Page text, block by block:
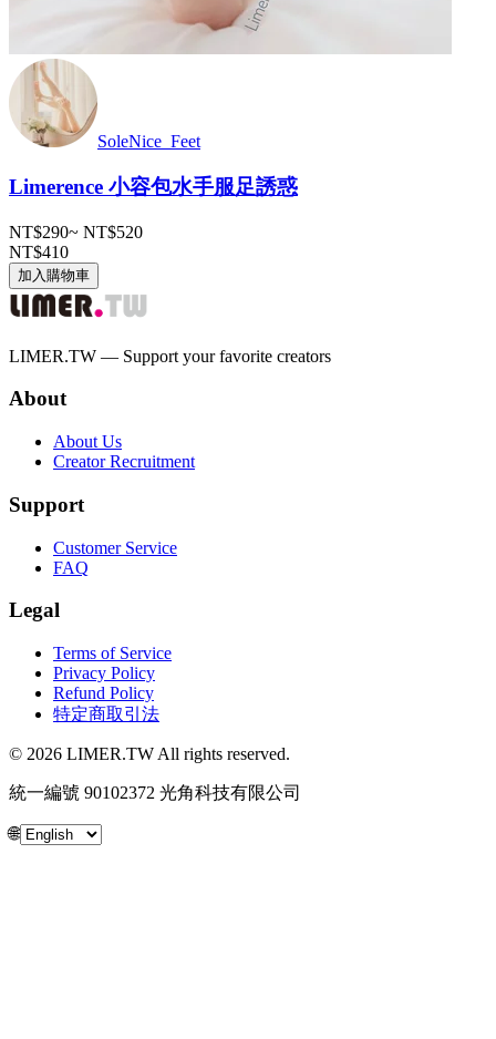
SoleNice_Feet
Limerence 小容包水手服足誘惑
NT$290~ NT$520
NT$410
加入購物車
LIMER.TW — Support your favorite creators
About
About Us
Creator Recruitment
Support
Customer Service
FAQ
Legal
Terms of Service
Privacy Policy
Refund Policy
特定商取引法
© 2026 LIMER.TW All rights reserved.
統一編號 90102372 光角科技有限公司
🌐